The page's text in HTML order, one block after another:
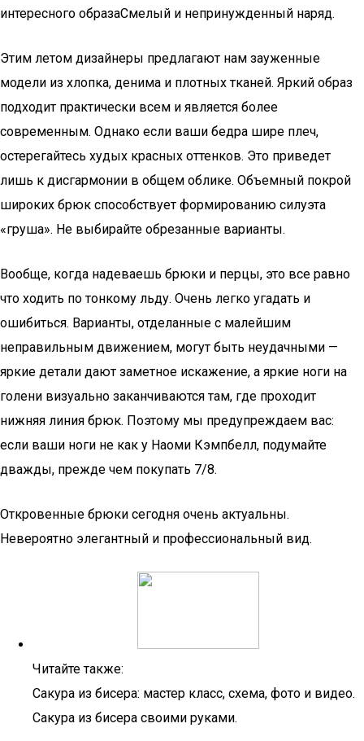
интересного образаСмелый и непринужденный наряд.
Этим летом дизайнеры предлагают нам зауженные
модели из хлопка, денима и плотных тканей. Яркий образ
подходит практически всем и является более
современным. Однако если ваши бедра шире плеч,
остерегайтесь худых красных оттенков. Это приведет
лишь к дисгармонии в общем облике. Объемный покрой
широких брюк способствует формированию силуэта
«груша». Не выбирайте обрезанные варианты.
Вообще, когда надеваешь брюки и перцы, это все равно
что ходить по тонкому льду. Очень легко угадать и
ошибиться. Варианты, отделанные с малейшим
неправильным движением, могут быть неудачными —
яркие детали дают заметное искажение, а яркие ноги на
голени визуально заканчиваются там, где проходит
нижняя линия брюк. Поэтому мы предупреждаем вас:
если ваши ноги не как у Наоми Кэмпбелл, подумайте
дважды, прежде чем покупать 7/8.
Откровенные брюки сегодня очень актуальны.
Невероятно элегантный и профессиональный вид.
Читайте также:
Сакура из бисера: мастер класс, схема, фото и видео.
Сакура из бисера своими руками.